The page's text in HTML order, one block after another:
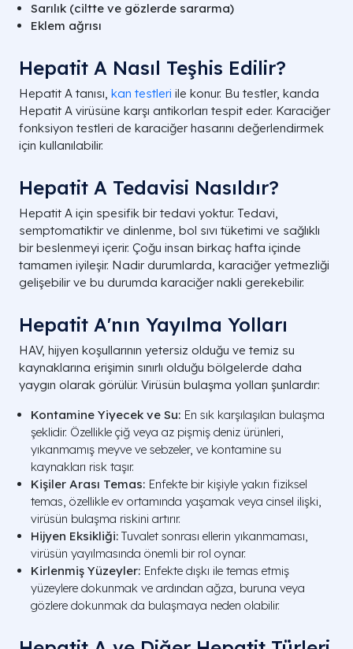
Sarılık (ciltte ve gözlerde sararma)
Eklem ağrısı
Hepatit A Nasıl Teşhis Edilir?
Hepatit A tanısı, kan testleri ile konur. Bu testler, kanda
Hepatit A virüsüne karşı antikorları tespit eder. Karaciğer
fonksiyon testleri de karaciğer hasarını değerlendirmek
için kullanılabilir.
Hepatit A Tedavisi Nasıldır?
Hepatit A için spesifik bir tedavi yoktur. Tedavi,
semptomatiktir ve dinlenme, bol sıvı tüketimi ve sağlıklı
bir beslenmeyi içerir. Çoğu insan birkaç hafta içinde
tamamen iyileşir. Nadir durumlarda, karaciğer yetmezliği
gelişebilir ve bu durumda karaciğer nakli gerekebilir.
Hepatit A'nın Yayılma Yolları
HAV, hijyen koşullarının yetersiz olduğu ve temiz su
kaynaklarına erişimin sınırlı olduğu bölgelerde daha
yaygın olarak görülür. Virüsün bulaşma yolları şunlardır:
Kontamine Yiyecek ve Su: En sık karşılaşılan bulaşma
şeklidir. Özellikle çiğ veya az pişmiş deniz ürünleri,
yıkanmamış meyve ve sebzeler, ve kontamine su
kaynakları risk taşır.
Kişiler Arası Temas: Enfekte bir kişiyle yakın fiziksel
temas, özellikle ev ortamında yaşamak veya cinsel ilişki,
virüsün bulaşma riskini artırır.
Hijyen Eksikliği: Tuvalet sonrası ellerin yıkanmaması,
virüsün yayılmasında önemli bir rol oynar.
Kirlenmiş Yüzeyler: Enfekte dışkı ile temas etmiş
yüzeylere dokunmak ve ardından ağza, buruna veya
gözlere dokunmak da bulaşmaya neden olabilir.